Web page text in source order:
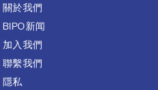
關於我們
BIPO新闻​
加入我們
聯繫我們​
隱私